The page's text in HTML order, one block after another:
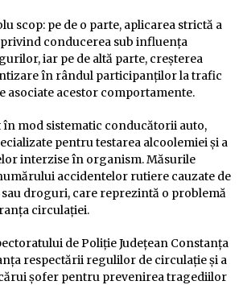
scop: pe de o parte, aplicarea strictă a
conducerea sub influența
iar pe de altă parte, creșterea
în rândul participanților la trafic
asociate acestor comportamente.
mod sistematic conducătorii auto,
pentru testarea alcoolemiei și a
interzise în organism. Măsurile
accidentelor rutiere cauzate de
droguri, care reprezintă o problemă
circulației.
de Poliție Județean Constanța
respectării regulilor de circulație și a
șofer pentru prevenirea tragediilor